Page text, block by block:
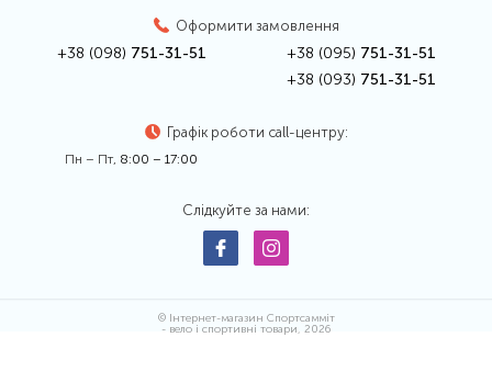
Оформити замовлення
+38 (098) 751-31-51 +38 (095) 751-31-51
+38 (093) 751-31-51
Графік роботи call-центру:
Пн – Пт, 8:00 – 17:00
Слідкуйте за нами:
© Інтернет-магазин Спортсамміт
- вело і спортивні товари, 2026